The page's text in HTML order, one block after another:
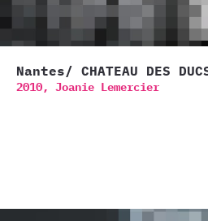
Nantes/ CHATEAU DES
2010, Joanie Lemercier